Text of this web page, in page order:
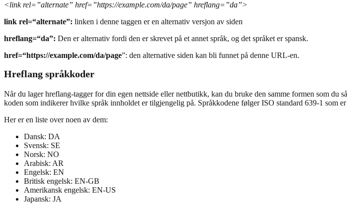
<link rel=”alternate” href=”https://example.com/da/page” hreflang=”da”>
link rel=“alternate”: linken i denne taggen er en alternativ versjon av siden
hreflang=“da”: Den er alternativ fordi den er skrevet på et annet språk, og det språket er spansk.
href=“https://example.com/da/page”: den alternative siden kan bli funnet på denne URL-en.
Hreflang språkkoder
Når du lager hreflang-tagger for din egen nettside eller nettbutikk, kan du bruke den samme formen som du
koden som indikerer hvilke språk innholdet er tilgjengelig på. Språkkodene følger ISO standard 639-1 som
Her er en liste over noen av dem:
Dansk: DA
Svensk: SE
Norsk: NO
Arabisk: AR
Engelsk: EN
Britisk engelsk: EN-GB
Amerikansk engelsk: EN-US
Japansk: JA